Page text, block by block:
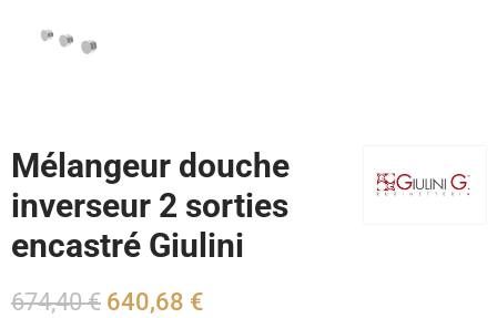
Mélangeur douche
inverseur 2 sorties
encastré Giulini
674,40 € 640,68 €